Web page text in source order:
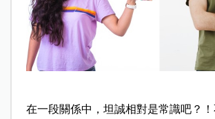
在一段關係中，坦誠相對是常識吧？